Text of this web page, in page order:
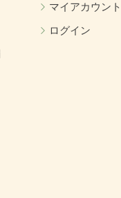
マイアカウント
ログイン